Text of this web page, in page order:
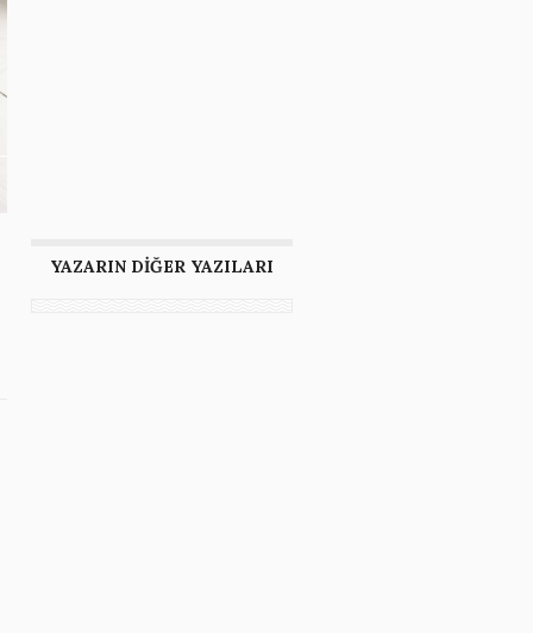
YAZARIN DİĞER YAZILARI